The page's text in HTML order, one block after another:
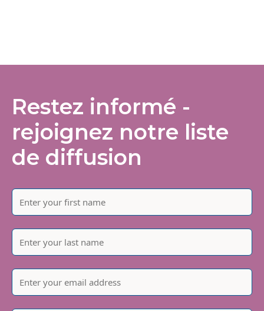
Restez informé -
rejoignez notre liste
de diffusion